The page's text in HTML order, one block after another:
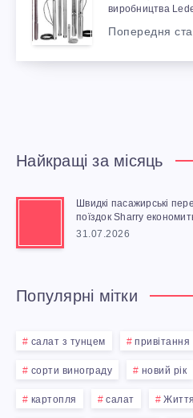
виробництва
Попередня
Найкращі за місяць
Швидкі пасажирські
поїздок Sharry
31.07.2026
Популярні мітки
салат з тунцем привітання
сорти винограду новий рік
картопля салат